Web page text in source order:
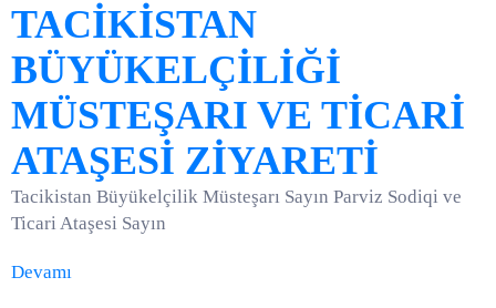
TACİKİSTAN
BÜYÜKELÇİLİĞİ
MÜSTEŞARI VE TİCARİ
ATAŞESİ ZİYARETİ
Tacikistan Büyükelçilik Müsteşarı Sayın Parviz Sodiqi ve
Ticari Ataşesi Sayın
Devamı